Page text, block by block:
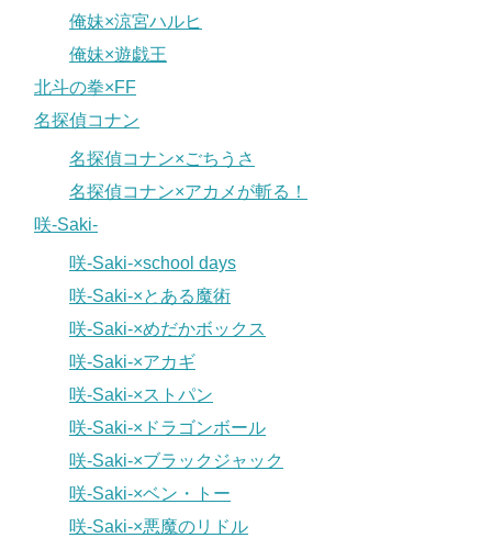
俺妹×涼宮ハルヒ
俺妹×遊戯王
北斗の拳×FF
名探偵コナン
名探偵コナン×ごちうさ
名探偵コナン×アカメが斬る！
咲-Saki-
咲-Saki-×school days
咲-Saki-×とある魔術
咲-Saki-×めだかボックス
咲-Saki-×アカギ
咲-Saki-×ストパン
咲-Saki-×ドラゴンボール
咲-Saki-×ブラックジャック
咲-Saki-×ベン・トー
咲-Saki-×悪魔のリドル